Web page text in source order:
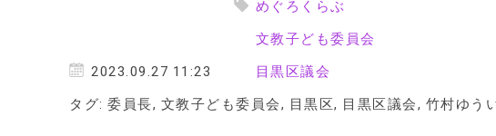
2023.09.27 11:23
めぐろくらぶ
文教子ども委員会
目黒区議会
タグ: 委員長, 文教子ども委員会, 目黒区, 目黒区議会, 竹村ゆう